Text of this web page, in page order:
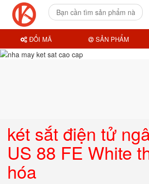
két sắt điện tử
US 88 FE White
hóa
ĐỔI MÃ SẢN PHẨM